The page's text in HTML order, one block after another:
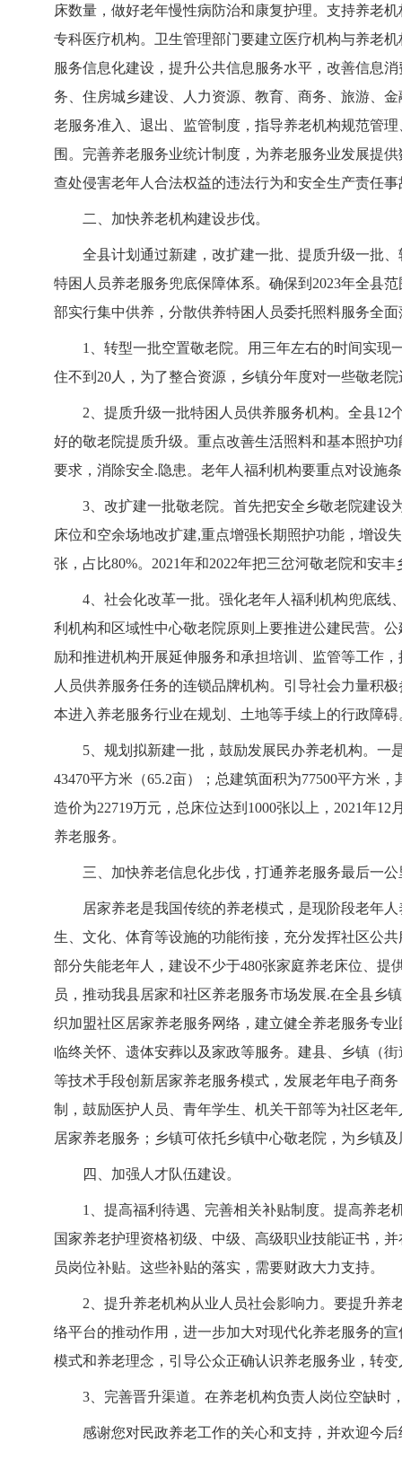
床数量，做好老年慢性病防治和康复护理。支持养老
专科医疗机构。卫生管理部门要建立医疗机构与养老
服务信息化建设，提升公共信息服务水平，改善信息
务、住房城乡建设、人力资源、教育、商务、旅游、
老服务准入、退出、监管制度，指导养老机构规范管
围。完善养老服务业统计制度，为养老服务业发展提
查处侵害老年人合法权益的违法行为和安全生产责任事
二、加快养老机构建设步伐。
全县计划通过新建，改扩建一批、提质升级一批
特困人员养老服务兜底保障体系。确保到2023年全县
部实行集中供养，分散供养特困人员委托照料服务全
1、转型一批空置敬老院。用三年左右的时间实
住不到20人，为了整合资源，乡镇分年度对一些敬老
2、提质升级一批特困人员供养服务机构。全县
好的敬老院提质升级。重点改善生活照料和基本照护
要求，消除安全.隐患。老年人福利机构要重点对设施
3、改扩建一批敬老院。首先把安全乡敬老院建设
床位和空余场地改扩建,重点增强长期照护功能，增设
张，占比80%。2021年和2022年把三岔河敬老院和安
4、社会化改革一批。强化老年人福利机构兜底线
利机构和区域性中心敬老院原则上要推进公建民营。
励和推进机构开展延伸服务和承担培训、监管等工作
人员供养服务任务的连锁品牌机构。引导社会力量积
本进入养老服务行业在规划、土地等手续上的行政障碍
5、规划拟新建一批，鼓励发展民办养老机构。
43470平方米（65.2亩）；总建筑面积为77500平方米
造价为22719万元，总床位达到1000张以上，2021年
养老服务。
三、加快养老信息化步伐，打通养老服务最后一公
居家养老是我国传统的养老模式，是现阶段老年
生、文化、体育等设施的功能衔接，充分发挥社区公
部分失能老年人，建设不少于480张家庭养老床位、提
员，推动我县居家和社区养老服务市场发展.在全县乡
织加盟社区居家养老服务网络，建立健全养老服务专
临终关怀、遗体安葬以及家政等服务。建县、乡镇（
等技术手段创新居家养老服务模式，发展老年电子商
制，鼓励医护人员、青年学生、机关干部等为社区老
居家养老服务；乡镇可依托乡镇中心敬老院，为乡镇
四、加强人才队伍建设。
1、提高福利待遇、完善相关补贴制度。提高养
国家养老护理资格初级、中级、高级职业技能证书，
员岗位补贴。这些补贴的落实，需要财政大力支持。
2、提升养老机构从业人员社会影响力。要提升
络平台的推动作用，进一步加大对现代化养老服务的
模式和养老理念，引导公众正确认识养老服务业，转
3、完善晋升渠道。在养老机构负责人岗位空缺时
感谢您对民政养老工作的关心和支持，并欢迎今